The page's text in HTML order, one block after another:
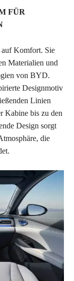
FÜR
Komfort. Sie
Materialien und
von BYD.
Designmotiv
Linien
Kabine bis zu den
Design sorgt
die